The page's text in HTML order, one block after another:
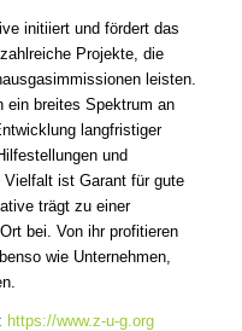
initiiert und fördert das
Projekte, die
leisten.
ein breites Spektrum an
langfristiger
und
ist Garant für gute
trägt zu einer
bei. Von ihr profitieren
wie Unternehmen,
https://www.z-u-g.org